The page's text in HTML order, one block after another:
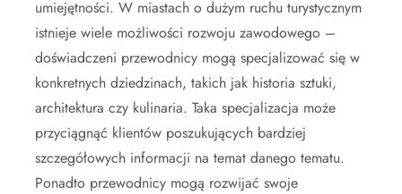
umiejętności. W miastach o dużym ruchu turystycznym
istnieje wiele możliwości rozwoju zawodowego –
doświadczeni przewodnicy mogą specjalizować się w
konkretnych dziedzinach, takich jak historia sztuki,
architektura czy kulinaria. Taka specjalizacja może
przyciągnąć klientów poszukujących bardziej
szczegółowych informacji na temat danego tematu.
Ponadto przewodnicy mogą rozwijać swoje